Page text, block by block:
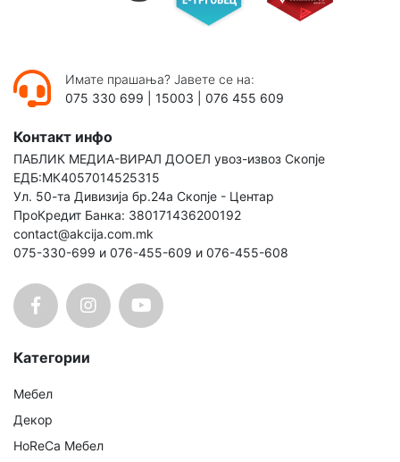
Имате прашања? Јавете се на:
075 330 699
15003 076 455 609
Контакт инфо
ПАБЛИК МЕДИА-ВИРАЛ ДООЕЛ увоз-извоз Скопје
ЕДБ:МК4057014525315
Ул. 50-та Дивизија бр.24а Скопје - Центар
ПроКредит Банка: 380171436200192
contact@akcija.com.mk
075-330-699 и 076-455-609 и 076-455-608
Категории
Мебел
Декор
HoReCa Мебел